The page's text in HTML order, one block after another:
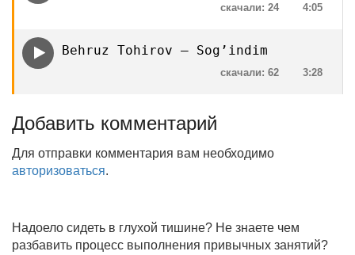
4:05
скачали: 24
Behruz Tohirov — Sog’indim
3:28
скачали: 62
Добавить комментарий
Для отправки комментария вам необходимо
авторизоваться.
Надоело сидеть в глухой тишине? Не знаете чем
разбавить процесс выполнения привычных занятий?